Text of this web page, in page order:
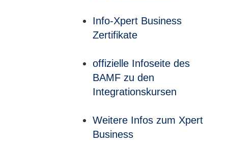
Info-Xpert Business
Zertifikate
offizielle Infoseite des
BAMF zu den
Integrationskursen
Weitere Infos zum Xpert
Business